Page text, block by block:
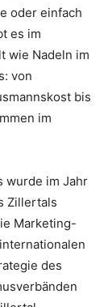
oder einfach
es im
wie Nadeln im
von
bis
im
wurde im Jahr
Zillertals
Marketing-
des